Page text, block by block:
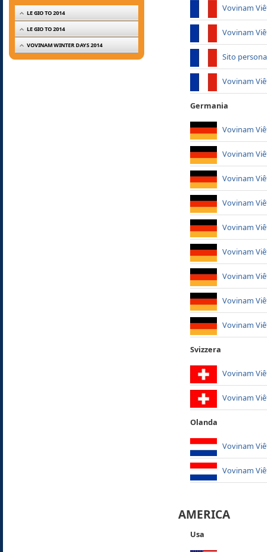
LE GIO TO 2014
LE GIO TO 2014
VOVINAM WINTER DAYS 2014
Vovinam
Vovinam
Sito
Vovinam
Germania
Vovinam
Vovinam
Vovinam
Vovinam
Vovinam
Vovinam
Vovinam
Vovinam
Vovinam
Svizzera
Vovinam
Vovinam
Olanda
Vovinam
Vovinam
AMERICA
Usa